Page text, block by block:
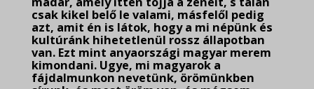
csak kikel belő le valami, másfelől pedig
azt, amit én is látok, hogy a mi népünk és
kultúránk hihetetlenül rossz állapotban
van. Ezt mint anyaországi magyar merem
kimondani. Ugye, mi magyarok a
fájdalmunkon nevetünk, örömünkben